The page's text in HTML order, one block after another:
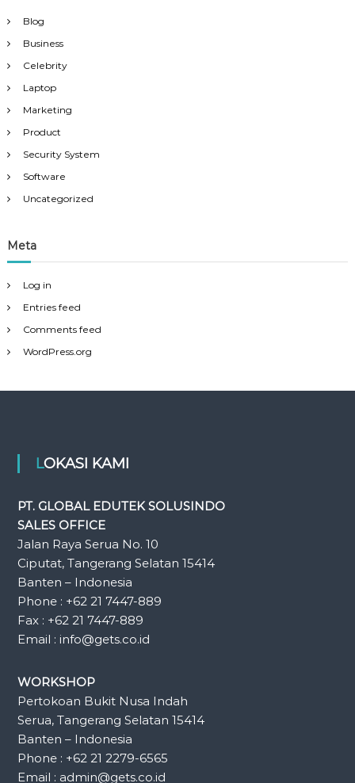
Blog
Business
Celebrity
Laptop
Marketing
Product
Security System
Software
Uncategorized
Meta
Log in
Entries feed
Comments feed
WordPress.org
LOKASI KAMI
PT. GLOBAL EDUTEK SOLUSINDO
SALES OFFICE
Jalan Raya Serua No. 10
Ciputat, Tangerang Selatan 15414
Banten – Indonesia
Phone : +62 21 7447-889
Fax : +62 21 7447-889
Email : info@gets.co.id
WORKSHOP
Pertokoan Bukit Nusa Indah
Serua, Tangerang Selatan 15414
Banten – Indonesia
Phone : +62 21 2279-6565
Email : admin@gets.co.id